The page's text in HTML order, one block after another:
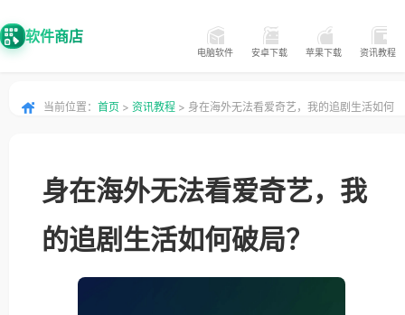
软件商店
电脑软件 安卓下载 苹果下载 资讯教程
当前位置： 首页 > 资讯教程 > 身在海外无法看爱奇艺，我的追剧生活如何
身在海外无法看爱奇艺，我
的追剧生活如何破局？